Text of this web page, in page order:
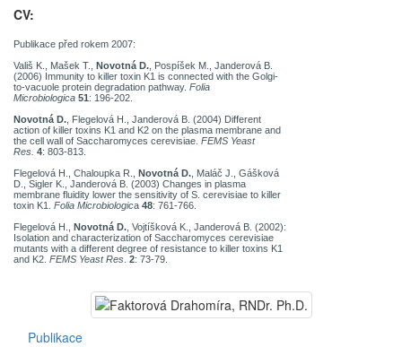
CV:
Publikace před rokem 2007:
Vališ K., Mašek T.,
Novotná D. , Pospíšek M., Janderová B.
(2006) Immunity to killer toxin K1 is connected with the Golgi-
to-vacuole protein degradation pathway. Folia
Microbiologica 51: 196-202.
Novotná D. , Flegelová H., Janderová B. (2004) Different
action of killer toxins K1 and K2 on the plasma membrane and
the cell wall of Saccharomyces cerevisiae. FEMS Yeast
Res. 4: 803-813.
Flegelová H., Chaloupka R.,
Novotná D. , Maláč J., Gášková
D., Sigler K., Janderová B. (2003) Changes in plasma
membrane fluidity lower the sensitivity of S. cerevisiae to killer
toxin K1. Folia Microbiologica 48: 761-766.
Flegelová H.,
Novotná D. , Vojtíšková K., Janderová B. (2002):
Isolation and characterization of Saccharomyces cerevisiae
mutants with a different degree of resistance to killer toxins K1
and K2. FEMS Yeast Res 2: 73-79.
Publikace